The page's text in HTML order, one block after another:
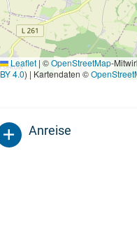
Leaflet | ©OpenStreetMap-
BY 4.0) | Kartendaten ©
Anreise